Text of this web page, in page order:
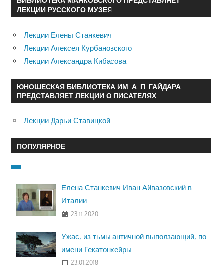
ЛЕКЦИИ РУССКОГО МУЗЕЯ
Лекции Елены Станкевич
Лекции Алексея Курбановского
Лекции Александра Кибасова
ЮНОШЕСКАЯ БИБЛИОТЕКА ИМ. А. П. ГАЙДАРА
ПРЕДСТАВЛЯЕТ ЛЕКЦИИ О ПИСАТЕЛЯХ
Лекции Дарьи Ставицкой
ПОПУЛЯРНОЕ
Елена Станкевич Иван Айвазовский в
Италии
23.11.2020
Ужас, из тьмы античной выползающий, по
имени Гекатонхейры
23.01.2018